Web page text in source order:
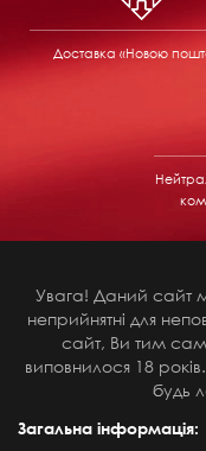
Доставка «Новою
Увага! Даний сайт
неприйнятні для
сайт, Ви тим
виповнилося 18
будь
Загальна інформація: